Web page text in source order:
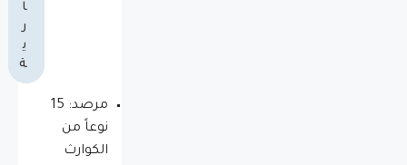
ا
ر
ي
ة
مرصد: 15
نوعاً من
الكوارث